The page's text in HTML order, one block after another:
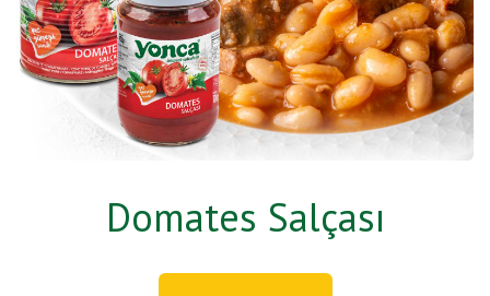
Domates Salçası